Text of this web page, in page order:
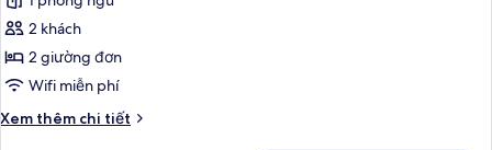
Deluxe
Twin
balcony,
Wing
2 khách
2 giường đơn
Wifi miễn phí
Xem thêm chi tiết
Chi